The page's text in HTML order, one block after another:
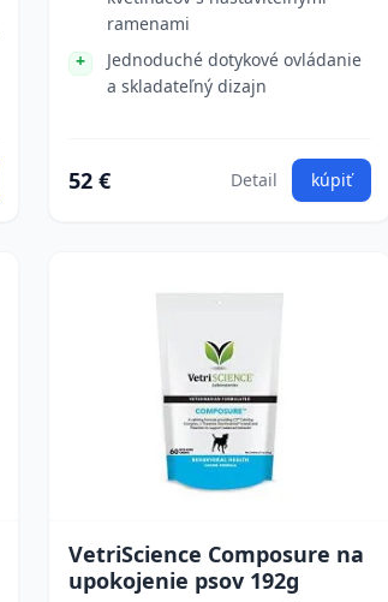
ramenami
Jednoduché dotykové ovládanie
a skladateľný dizajn
52 € Detail kúpiť
VetriScience Composure na
upokojenie psov 192g